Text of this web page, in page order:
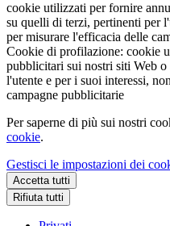
cookie utilizzati per fornire
su quelli di terzi, pertinenti per
per misurare l'efficacia delle
Cookie di profilazione: cookie
pubblicitari sui nostri siti Web
l'utente e per i suoi interessi,
campagne pubblicitarie
Per saperne di più sui nostri
cookie.
Gestisci le impostazioni dei
Accetta tutti
Rifiuta tutti